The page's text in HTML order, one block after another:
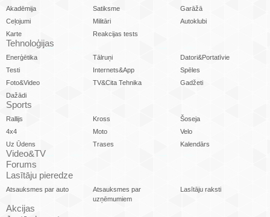
Akadēmija
Satiksme
Garāžā
Ceļojumi
Militāri
Autoklubi
Karte
Reakcijas tests
Tehnoloģijas
Enerģētika Tālruņi
Datori&Portatīvie
Testi
Internets&App
Spēles
Foto&Video
TV&Cita Tehnika
Gadžeti
Dažādi
Sports
Rallijs Kross
Šoseja
4x4
Moto
Velo
Uz Ūdens
Trases Kalendārs
Video&TV
Forums
Lasītāju pieredze
Atsauksmes par auto
Atsauksmes par
uzņēmumiem
Lasītāju raksti
Akcijas